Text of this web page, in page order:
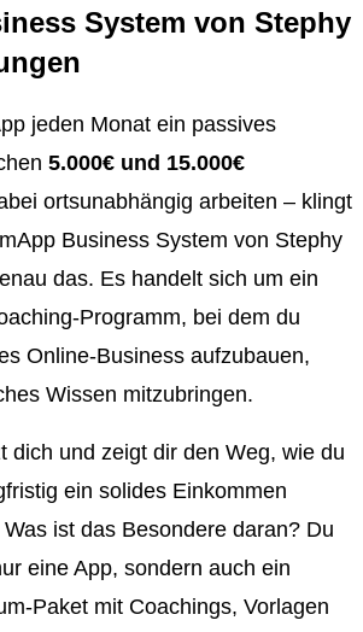
System von Stephy
jeden Monat ein passives
5.000€ und 15.000€
ortsunabhängig arbeiten – klingt
Business System von Stephy
das. Es handelt sich um ein
Programm, bei dem du
Online-Business aufzubauen,
Wissen mitzubringen.
dich und zeigt dir den Weg, wie du
ein solides Einkommen
Was ist das Besondere daran? Du
eine App, sondern auch ein
Paket mit Coachings, Vorlagen